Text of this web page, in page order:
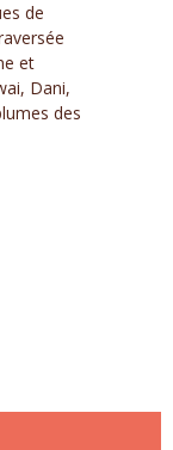
de
et
Dani,
des